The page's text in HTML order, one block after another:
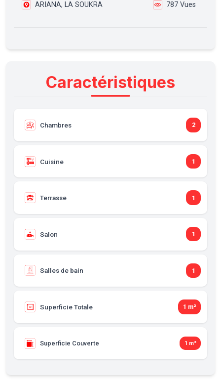
ARIANA, LA SOUKRA 787 Vues
Caractéristiques
Chambres 2
Cuisine 1
Terrasse 1
Salon 1
Salles de bain 1
Superficie Totale 1 m²
Superficie Couverte 1 m²